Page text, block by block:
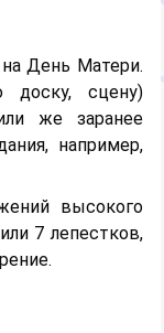
День Матери.
сцену)
же заранее
например,
высокого
7 лепестков,